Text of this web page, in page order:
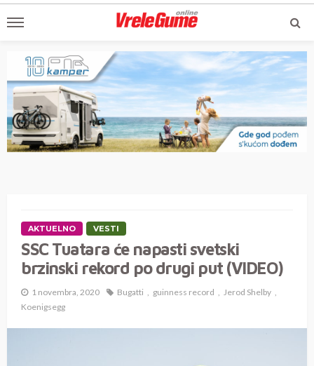
AKTUELNO VESTI
SSC Tuatara će napasti svetski
brzinski rekord po drugi put (VIDEO)
1 novembra, 2020 Bugatti guinness record
Jerod Shelby
Koenigsegg